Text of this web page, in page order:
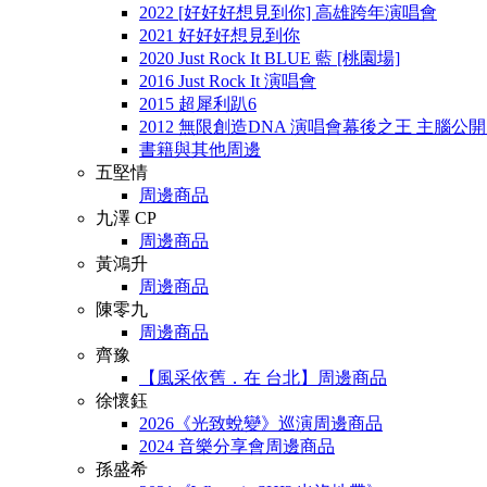
2022 [好好好想見到你] 高雄跨年演唱會
2021 好好好想見到你
2020 Just Rock It BLUE 藍 [桃園場]
2016 Just Rock It 演唱會
2015 超犀利趴6
2012 無限創造DNA 演唱會幕後之王 主腦公
書籍與其他周邊
五堅情
周邊商品
九澤 CP
周邊商品
黃鴻升
周邊商品
陳零九
周邊商品
齊豫
【風采依舊．在 台北】周邊商品
徐懷鈺
2026《光致蛻變》巡演周邊商品
2024 音樂分享會周邊商品
孫盛希